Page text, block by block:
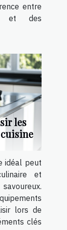
entre
et des
les
idéal peut
et
lors de
clés